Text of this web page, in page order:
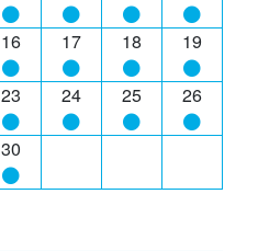
16 17 18 19
23 24 25 26
30